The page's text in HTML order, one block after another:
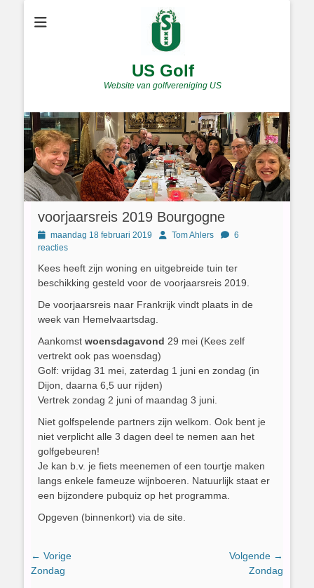
US Golf
Website van golfvereniging US
voorjaarsreis 2019 Bourgogne
Geplaatst
op
maandag 18 februari 2019 AuthorTom Ahlers
6
reacties
Kees heeft zijn woning en uitgebreide tuin ter
beschikking gesteld voor de voorjaarsreis 2019.
De voorjaarsreis naar Frankrijk vindt plaats in de
week van Hemelvaartsdag.
Aankomst woensdagavond 29 mei (Kees zelf
vertrekt ook pas woensdag)
Golf: vrijdag 31 mei, zaterdag 1 juni en zondag (in
Dijon, daarna 6,5 uur rijden)
Vertrek zondag 2 juni of maandag 3 juni.
Niet golfspelende partners zijn welkom. Ook bent je
niet verplicht alle 3 dagen deel te nemen aan het
golfgebeuren!
Je kan b.v. je fiets meenemen of een tourtje maken
langs enkele fameuze wijnboeren. Natuurlijk staat er
een bijzondere pubquiz op het programma.
Opgeven (binnenkort) via de site.
Bericht
navigatie
← Vorige
Vorig
Zondag
Volgende →
Zondag